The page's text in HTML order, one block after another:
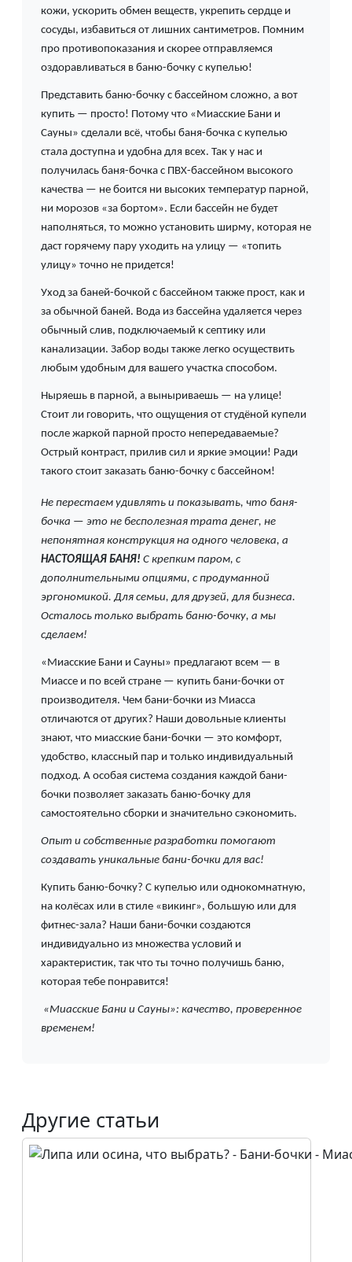
кожи, ускорить обмен веществ, укрепить сердце и
сосуды, избавиться от лишних сантиметров. Помним
про противопоказания и скорее отправляемся
оздоравливаться в баню-бочку с купелью!
Представить баню-бочку с бассейном сложно, а вот
купить — просто! Потому что «Миасские Бани и
Сауны» сделали всё, чтобы баня-бочка с купелью
стала доступна и удобна для всех. Так у нас и
получилась баня-бочка с ПВХ-бассейном высокого
качества — не боится ни высоких температур парной,
ни морозов «за бортом». Если бассейн не будет
наполняться, то можно установить ширму, которая не
даст горячему пару уходить на улицу — «топить
улицу» точно не придется!
Уход за баней-бочкой с бассейном также прост, как и
за обычной баней. Вода из бассейна удаляется через
обычный слив, подключаемый к септику или
канализации. Забор воды также легко осуществить
любым удобным для вашего участка способом.
Ныряешь в парной, а выныриваешь — на улице!
Стоит ли говорить, что ощущения от студёной купели
после жаркой парной просто непередаваемые?
Острый контраст, прилив сил и яркие эмоции! Ради
такого стоит заказать баню-бочку с бассейном!
Не перестаем удивлять и показывать, что баня-
бочка — это не бесполезная трата денег, не
непонятная конструкция на одного человека, а
НАСТОЯЩАЯ БАНЯ! С крепким паром, с
дополнительными опциями, с продуманной
эргономикой. Для семьи, для друзей, для бизнеса.
Осталось только выбрать баню-бочку, а мы
сделаем!
«Миасские Бани и Сауны» предлагают всем — в
Миассе и по всей стране — купить бани-бочки от
производителя. Чем бани-бочки из Миасса
отличаются от других? Наши довольные клиенты
знают, что миасские бани-бочки — это комфорт,
удобство, классный пар и только индивидуальный
подход. А особая система создания каждой бани-
бочки позволяет заказать баню-бочку для
самостоятельно сборки и значительно сэкономить.
Опыт и собственные разработки помогают
создавать уникальные бани-бочки для вас!
Купить баню-бочку? С купелью или однокомнатную,
на колёсах или в стиле «викинг», большую или для
фитнес-зала? Наши бани-бочки создаются
индивидуально из множества условий и
характеристик, так что ты точно получишь баню,
которая тебе понравится!
«Миасские Бани и Сауны»: качество, проверенное
временем!
Другие статьи